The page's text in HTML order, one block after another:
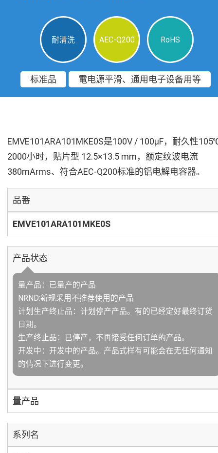
耐清洗 AEC-Q200 RoHS
标准品 電电源平滑、通用电子设备用等
EMVE101ARA101MKE0S是100V / 100µF，耐久性
2000小时，贴片型 12.5×13.5 mm，额定纹波电流
380mArms、符合AEC-Q200标准的铝电解电容器。
品番
EMVE101ARA101MKE0S
产品状态
量产品：已量产的产品
NRND:新规采用不推荐使用的产品
计划生产终止品：计划停产产品。有的已经定好最终订货
日期。
生产终止品：已停产，不再接受任何订单的产品。
开发中：开发中的产品。产品式样有可能会在无任何通知
的情况下进行变更。
量产品
系列名